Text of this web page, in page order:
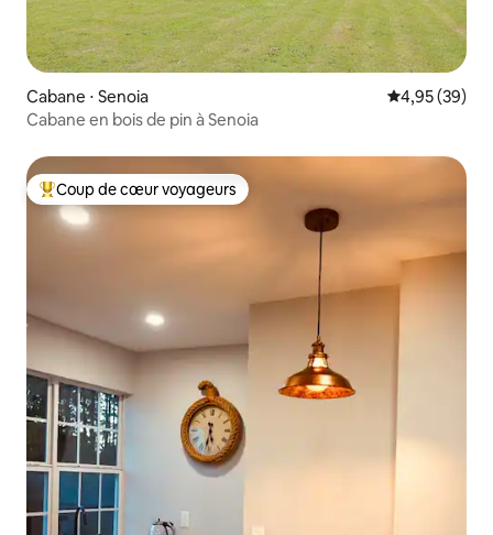
Cabane ⋅ Senoia Évaluation
4,95 (39)
Cabane en bois de pin à Senoia
Coups de cœur voyageurs les plus appréciés
Coup de cœur voyageurs